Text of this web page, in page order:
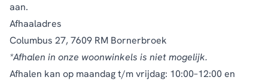
aan.
Afhaaladres
Columbus 27, 7609 RM Bornerbroek
*Afhalen in onze woonwinkels is niet mogelijk.
Afhalen kan op maandag t/m vrijdag: 10:00–12:00 en